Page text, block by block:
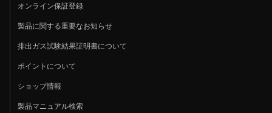
オンライン保証登録
製品に関する重要なお知らせ
排出ガス試験結果証明書について
ポイントについて
ショップ情報
製品マニュアル検索